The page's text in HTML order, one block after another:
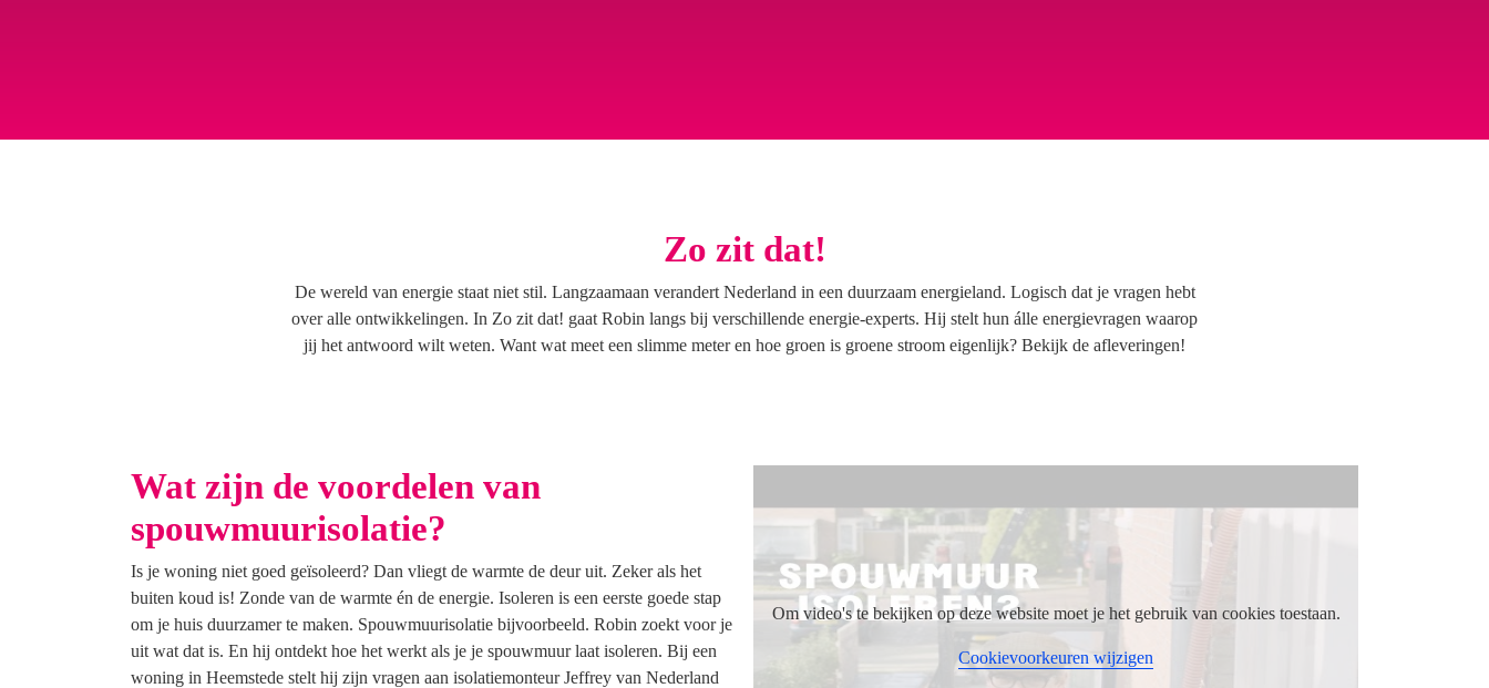
Zo zit dat!
De wereld van energie staat niet stil. Langzaamaan verandert Nederland in een duurzaam energieland. Logisch dat je vragen hebt
over alle ontwikkelingen. In Zo zit dat! gaat Robin langs bij verschillende energie-experts. Hij stelt hun álle energievragen waarop
jij het antwoord wilt weten. Want wat meet een slimme meter en hoe groen is groene stroom eigenlijk? Bekijk de afleveringen!
Wat zijn de voordelen van
spouwmuurisolatie?
Is je woning niet goed geïsoleerd? Dan vliegt de warmte de deur uit. Zeker als het
buiten koud is! Zonde van de warmte én de energie. Isoleren is een eerste goede stap
om je huis duurzamer te maken. Spouwmuurisolatie bijvoorbeeld. Robin zoekt voor je
uit wat dat is. En hij ontdekt hoe het werkt als je je spouwmuur laat isoleren. Bij een
woning in Heemstede stelt hij zijn vragen aan isolatiemonteur Jeffrey van Nederland
Om video's te bekijken op deze website moet je het gebruik van cookies toestaan.
Cookievoorkeuren wijzigen